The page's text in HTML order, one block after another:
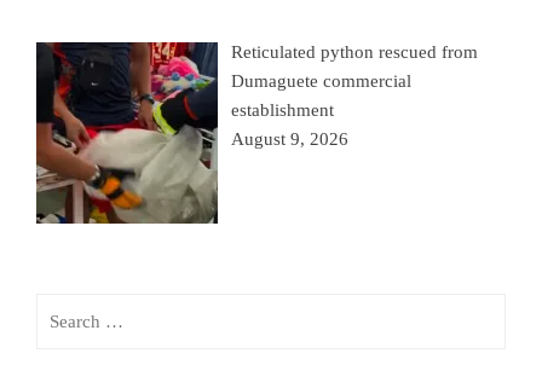
Reticulated python rescued from
Dumaguete commercial
establishment
August 9, 2026